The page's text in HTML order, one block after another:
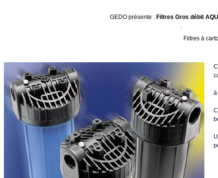
GEDO présente : Filtres Gros débit
.
Filtres à
à